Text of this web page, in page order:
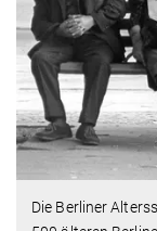
Die Berliner